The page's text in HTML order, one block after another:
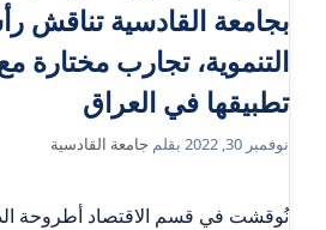
بجامعة القادسية تناقش
التنموية، تجارب مختارة
تطبيقها في العراق
نوفمبر 30, 2022 بقلم جامعة القادسية
نُوقشت في قسم الاقتصاد أطروحة